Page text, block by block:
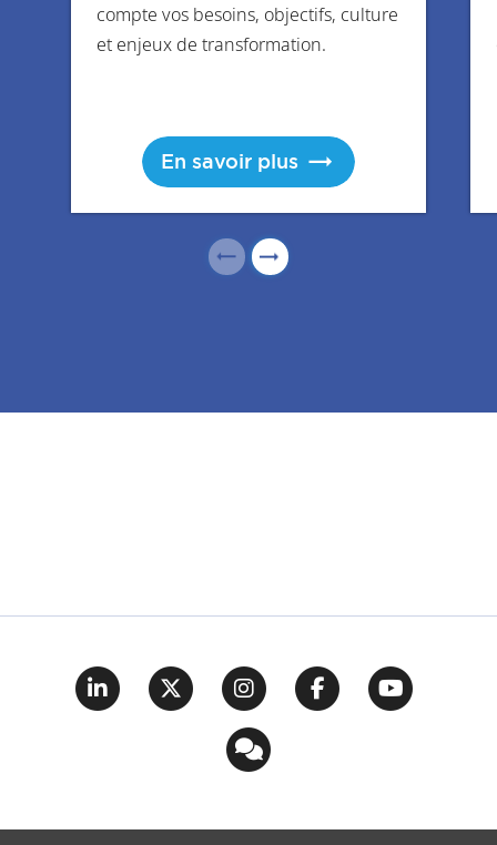
compte vos besoins, objectifs, culture
et enjeux de transformation.
En savoir plus